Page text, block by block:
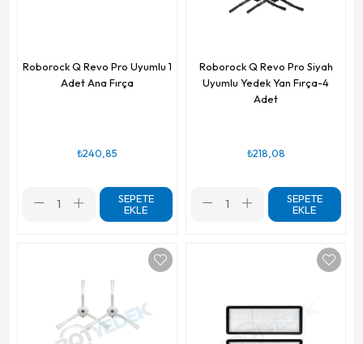
Roborock Q Revo Pro Uyumlu 1
Adet Ana Fırça
₺240,85
SEPETE
EKLE
Roborock Q Revo Pro Siyah
Uyumlu Yedek Yan Fırça-4
Adet
₺218,08
SEPETE
EKLE